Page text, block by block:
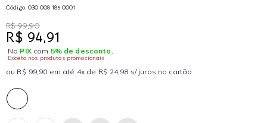
Código: 030 008 185 0001
R$ 99,90
R$ 94,91
No PIXcom 5% de desconto .
Exceto nos produtos promocionais
ou R$ 99,90 em até 4x de R$ 24,98 s/ juros no cartão